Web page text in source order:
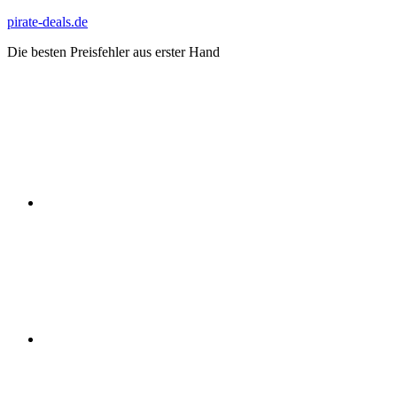
Zum
springen
pirate-deals.de
Die besten Preisfehler aus erster Hand